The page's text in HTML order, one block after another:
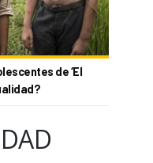
de ‘El